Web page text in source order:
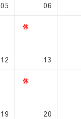
05 06
12 13
19 20